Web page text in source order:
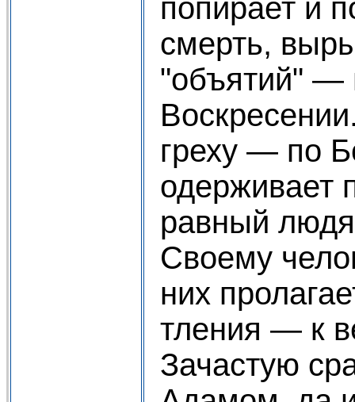
попирает и
смерть,
"объятий" —
греху — по
одерживает
равный
Своему
них
тления — к
Зачастую